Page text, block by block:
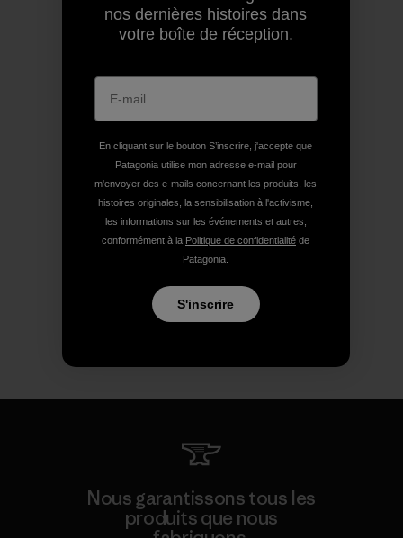
Nous garantissons tous les
produits que nous
nos dernières histoires dans
votre boîte de réception.
En cliquant sur le bouton S’inscrire, j'accepte que
Patagonia utilise mon adresse e-mail pour
m'envoyer des e-mails concernant les produits, les
histoires originales, la sensibilisation à l'activisme,
les informations sur les événements et autres,
conformément à la Politique de confidentialité de
Patagonia.
S'inscrire